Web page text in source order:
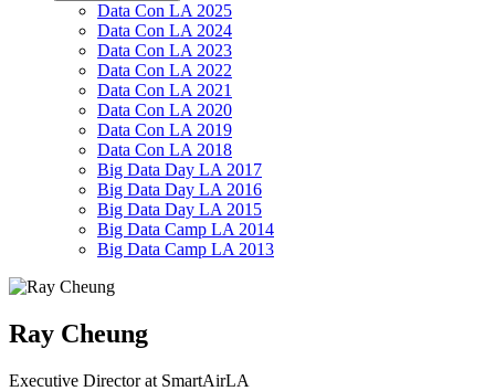
Data Con LA 2025
Data Con LA 2024
Data Con LA 2023
Data Con LA 2022
Data Con LA 2021
Data Con LA 2020
Data Con LA 2019
Data Con LA 2018
Big Data Day LA 2017
Big Data Day LA 2016
Big Data Day LA 2015
Big Data Camp LA 2014
Big Data Camp LA 2013
Ray Cheung
Executive Director at SmartAirLA